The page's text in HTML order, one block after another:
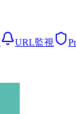
URL監視